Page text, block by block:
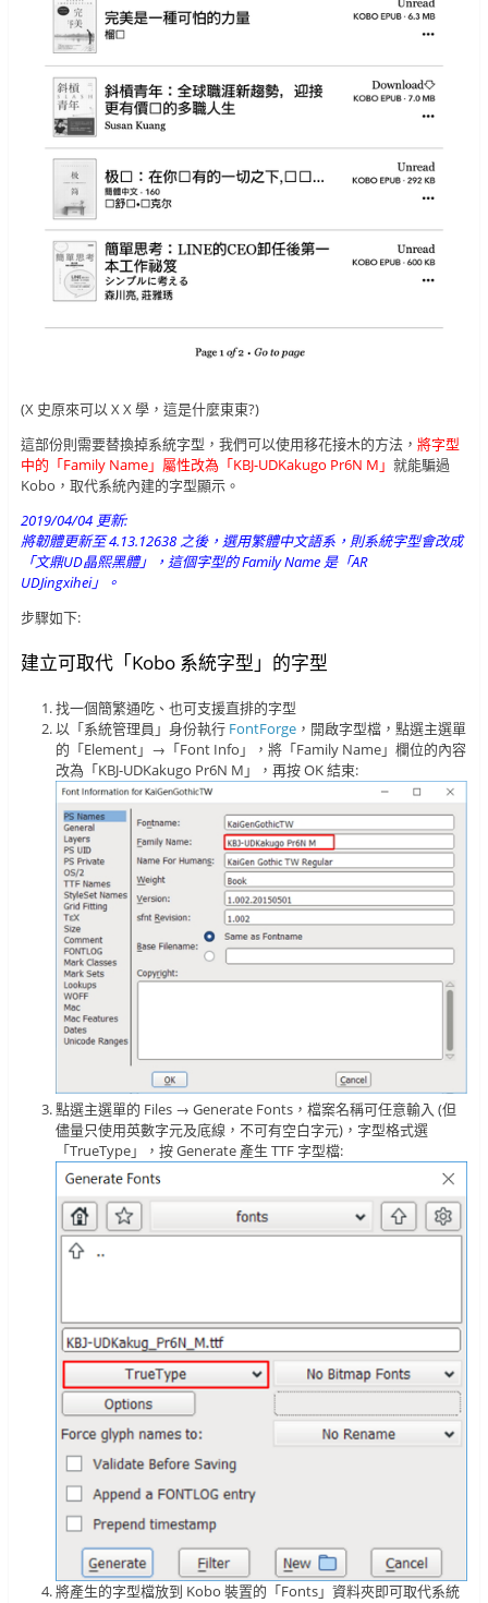
(X 史原來可以 X X 學，這是什麼東東?)
這部份則需要替換掉系統字型，我們可以使用移花接木的方法， 將字型
中的「Family Name」屬性改為「KBJ-UDKakugo Pr6N M」 就能騙過
Kobo，取代系統內建的字型顯示。
2019/04/04 更新:
將韌體更新至 4.13.12638 之後，選用繁體中文語系，則系統字型會改成
「文鼎UD晶熙黑體」，這個字型的 Family Name 是「AR
UDJingxihei」。
步驟如下:
建立可取代「Kobo 系統字型」的字型
找一個簡繁通吃、也可支援直排的字型
以「系統管理員」身份執行 FontForge ，開啟字型檔，點選主選單
的「Element」→「Font Info」，將「Family Name」欄位的內容
改為「KBJ-UDKakugo Pr6N M」，再按 OK 結束:
點選主選單的 Files → Generate Fonts，檔案名稱可任意輸入 (但
儘量只使用英數字元及底線，不可有空白字元)，字型格式選
「TrueType」，按 Generate 產生 TTF 字型檔:
將產生的字型檔放到 Kobo 裝置的「Fonts」資料夾即可取代系統